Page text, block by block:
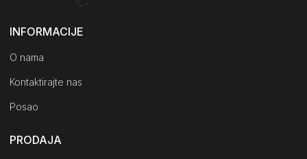
INFORMACIJE
O nama
Kontaktirajte nas
Posao
PRODAJA